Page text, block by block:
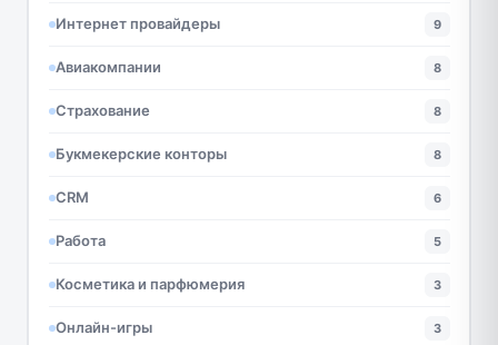
Интернет провайдеры 9
Авиакомпании 8
Страхование 8
Букмекерские конторы 8
CRM 6
Работа 5
Косметика и парфюмерия 3
Онлайн-игры 3